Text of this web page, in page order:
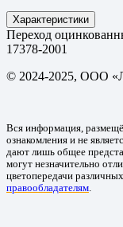
Характеристики
Переход
17378-2001
© 2024-2025, ООО
Вся информация,
ознакомления и не
дают лишь общее
могут незначительно
цветопередачи
правообладателям